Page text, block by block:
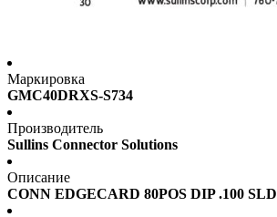
Маркировка
GMC40DRXS-S734
Производитель
Sullins Connector Solutions
Описание
CONN EDGECARD 80POS DIP .100 SLD